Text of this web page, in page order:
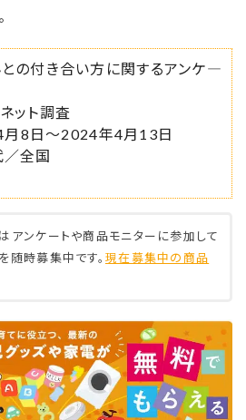
との付き合い方に関するアンケ―
ット調査
月8日～2024年4月13日
／全国
アンケートや商品モニターに参加して
随時募集中です。 現在募集中の商品